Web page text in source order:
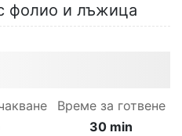
фолио и лъжица
Време за готвене
30 min